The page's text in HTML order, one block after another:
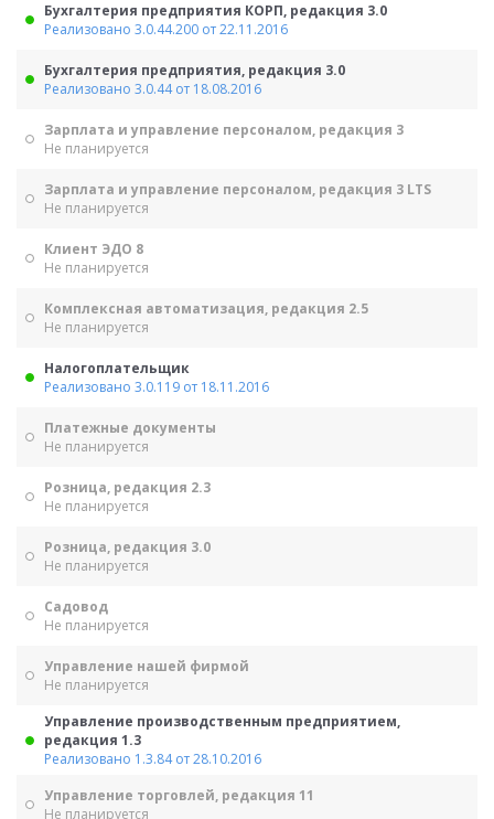
Бухгалтерия предприятия КОРП, редакция 3.0
Реализовано 3.0.44.200 от 22.11.2016
Бухгалтерия предприятия, редакция 3.0
Реализовано 3.0.44 от 18.08.2016
Зарплата и управление персоналом, редакция 3
Не планируется
Зарплата и управление персоналом, редакция 3 LTS
Не планируется
Клиент ЭДО 8
Не планируется
Комплексная автоматизация, редакция 2.5
Не планируется
Налогоплательщик
Реализовано 3.0.119 от 18.11.2016
Платежные документы
Не планируется
Розница, редакция 2.3
Не планируется
Розница, редакция 3.0
Не планируется
Садовод
Не планируется
Управление нашей фирмой
Не планируется
Управление производственным предприятием,
редакция 1.3
Реализовано 1.3.84 от 28.10.2016
Управление торговлей, редакция 11
Не планируется